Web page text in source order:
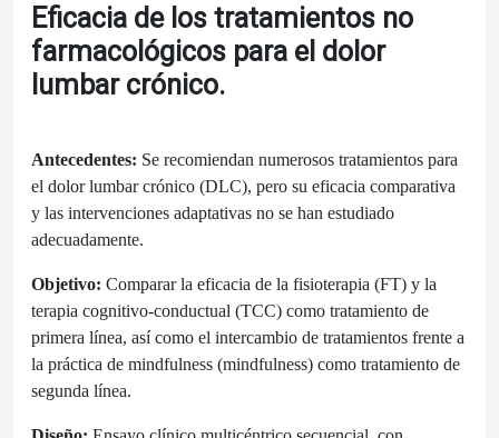
Eficacia de los tratamientos no
farmacológicos para el dolor
lumbar crónico.
Antecedentes: Se recomiendan numerosos tratamientos para
el dolor lumbar crónico (DLC), pero su eficacia comparativa
y las intervenciones adaptativas no se han estudiado
adecuadamente.
Objetivo: Comparar la eficacia de la fisioterapia (FT) y la
terapia cognitivo-conductual (TCC) como tratamiento de
primera línea, así como el intercambio de tratamientos frente a
la práctica de mindfulness (mindfulness) como tratamiento de
segunda línea.